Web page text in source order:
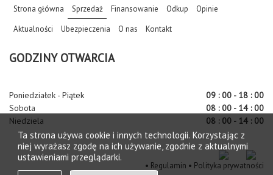
Strona główna(current)
Sprzedaż Finansowanie Odkup
Opinie
Aktualności
Ubezpieczenia O nas Kontakt
GODZINY OTWARCIA
Poniedziałek - Piątek
09 : 00 - 18 : 00
Sobota
08 : 00 - 14 : 00
Niedziela
08 : 00 - 14 : 00
• Regulamin • Polityka prywatności
Ta strona używa cookie i innych technologii. Korzystając z
niej wyrażasz zgodę na ich używanie, zgodnie z aktualnymi
ustawieniami przeglądarki.